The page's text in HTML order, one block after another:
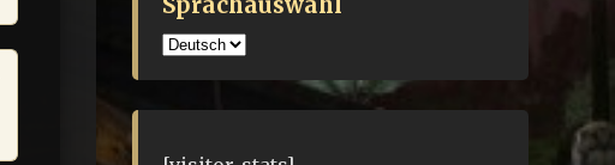
Sprachauswahl